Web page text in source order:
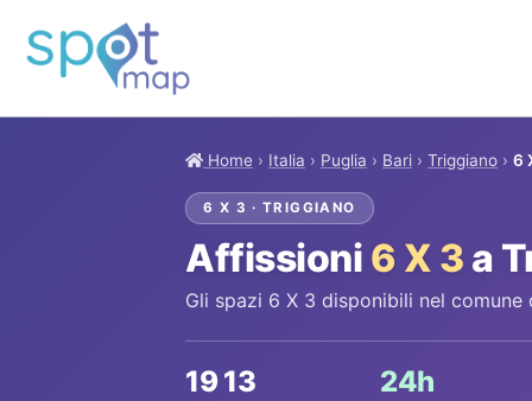
Home › Italia › Puglia › Bari › Triggiano › 6
6 X 3 · TRIGGIANO
Affissioni 6 X 3 a
Gli spazi 6 X 3 disponibili nel comune
19 13 24h